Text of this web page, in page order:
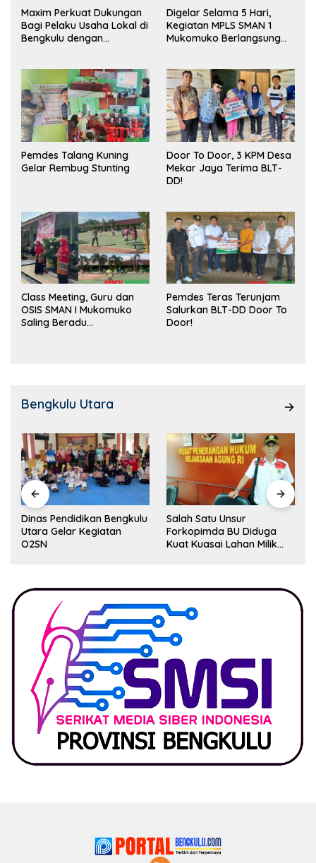
Maxim Perkuat Dukungan
Bagi Pelaku Usaha Lokal di
Bengkulu dengan
Pasar
Digelar Selama 5 Hari,
Kegiatan MPLS SMAN 1
Mukomuko Berlangsung
Pemdes Talang Kuning
Gelar Rembug Stunting
Door To Door, 3 KPM Desa
Mekar Jaya Terima BLT-
DD!
Class Meeting, Guru dan
OSIS SMAN I Mukomuko
Saling Beradu
Pemdes Teras Terunjam
Salurkan BLT-DD Door To
Door!
Bengkulu Utara
Dinas Pendidikan Bengkulu
Utara Gelar Kegiatan
O2SN
Salah Satu Unsur
Forkopimda BU Diduga
Kuat Kuasai Lahan Milik